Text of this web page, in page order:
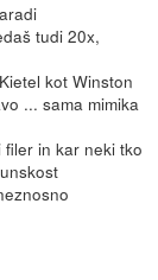
tudi 20x,
kot Winston
... sama mimika
in kar neki tko